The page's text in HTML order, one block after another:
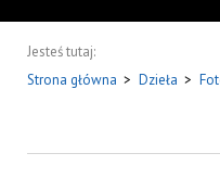
Jesteś tutaj:
Strona główna > Dzieła >